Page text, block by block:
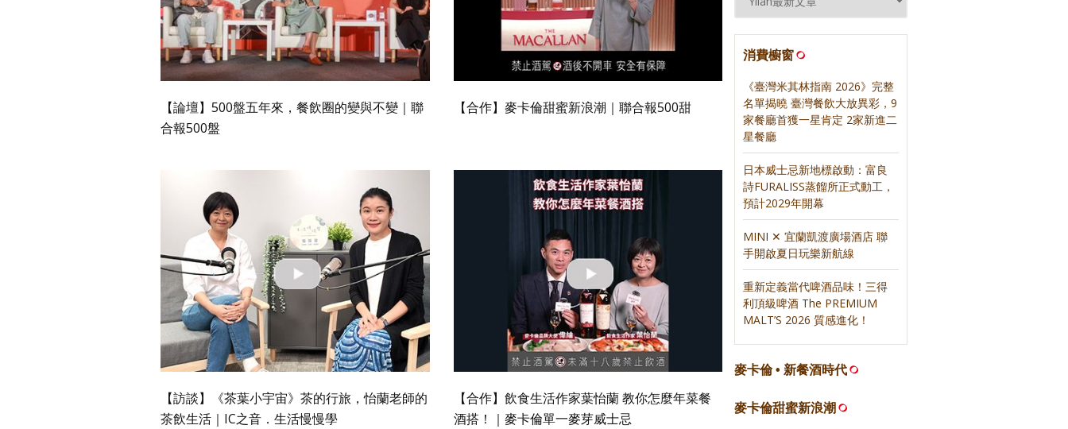
【論壇】500盤五年來，餐飲圈的變與不變｜聯
合報500盤
【合作】麥卡倫甜蜜新浪潮｜聯合報500甜
【訪談】《茶葉小宇宙》茶的行旅，怡蘭老師的
茶飲生活｜IC之音．生活慢慢學
【合作】飲食生活作家葉怡蘭 教你怎麼年菜餐
酒搭！｜麥卡倫單一麥芽威士忌
消費櫥窗
《臺灣米其林指南 2026》完整
名單揭曉 臺灣餐飲大放異彩，9
家餐廳首獲一星肯定 2家新進二
星餐廳
日本威士忌新地標啟動：富良
詩FURALISS蒸餾所正式動工，
預計2029年開幕
MINI ✕ 宜蘭凱渡廣場酒店 聯
手開啟夏日玩樂新航線
重新定義當代啤酒品味！三得
利頂級啤酒 The PREMIUM
MALT’S 2026 質感進化！
麥卡倫 • 新餐酒時代
麥卡倫甜蜜新浪潮